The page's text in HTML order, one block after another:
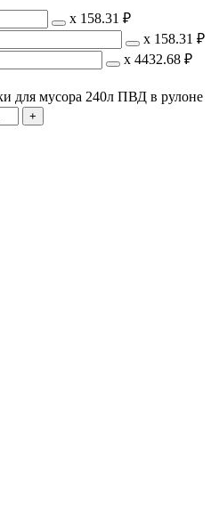
х 158.31 ₽
х 158.31 ₽
х 4432.68 ₽
для мусора 240л ПВД в рулоне